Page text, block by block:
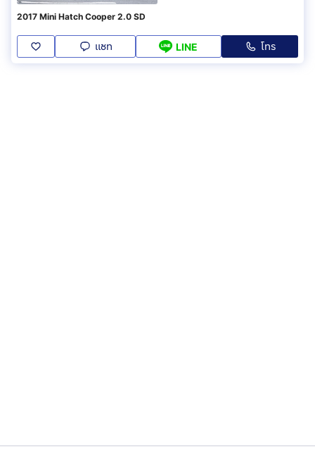
2017 Mini Hatch Cooper 2.0 SD
แชท LINE โทร